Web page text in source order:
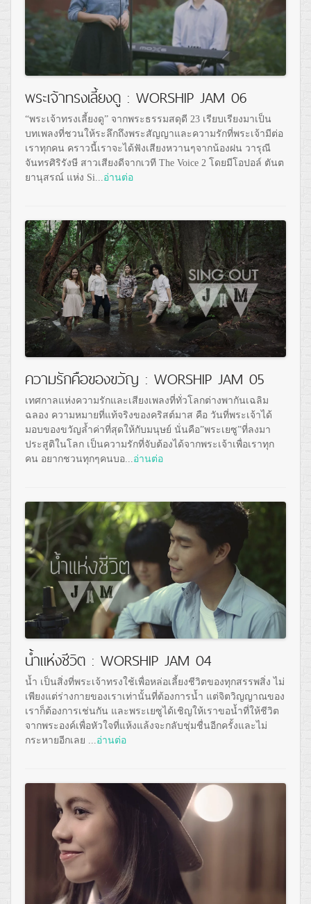
พระเจ้าทรงเลี้ยงดู : WORSHIP JAM 06
“พระเจ้าทรงเลี้ยงดู” จากพระธรรมสดุดี 23 เรียบเรียงมาเป็น
บทเพลงที่ชวนให้ระลึกถึงพระสัญญาและความรักที่พระเจ้ามีต่อ
เราทุกคน คราวนี้เราจะได้ฟังเสียงหวานๆจากน้องฝน วารุณี
จันทรศิริรังษี สาวเสียงดีจากเวที The Voice 2 โดยมีโอปอล์ ตันต
ยานุสรณ์ แห่ง Si... อ่านต่อ
ความรักคือของขวัญ : WORSHIP JAM 05
เทศกาลแห่งความรักและเสียงเพลงที่ทั่วโลกต่างพากันเฉลิม
ฉลอง ความหมายที่แท้จริงของคริสต์มาส คือ วันที่พระเจ้าได้
มอบของขวัญล้ำค่าที่สุดให้กับมนุษย์ นั่นคือ”พระเยซู”ที่ลงมา
ประสูติในโลก เป็นความรักที่จับต้องได้จากพระเจ้าเพื่อเราทุก
คน อยากชวนทุกๆคนบอ...อ่านต่อ
น้ำแห่งชีวิต : WORSHIP JAM 04
น้ำ เป็นสิ่งที่พระเจ้าทรงใช้เพื่อหล่อเลี้ยงชีวิตของทุกสรรพสิ่ง ไม่
เพียงแต่ร่างกายของเราเท่านั้นที่ต้องการน้ำ แต่จิตวิญญาณของ
เราก็ต้องการเช่นกัน และพระเยซูได้เชิญให้เราขอน้ำที่ให้ชีวิต
จากพระองค์เพื่อหัวใจที่แห้งแล้งจะกลับชุ่มชื่นอีกครั้งและไม่
กระหายอีกเลย ...อ่านต่อ